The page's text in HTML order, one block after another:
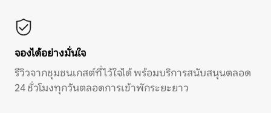
จองได้อย่างมั่นใจ
รีวิวจากชุมชนเกสต์ที่ไว้ใจได้ พร้อมบริการสนับสนุนตลอด
24 ชั่วโมงทุกวันตลอดการเข้าพักระยะยาว